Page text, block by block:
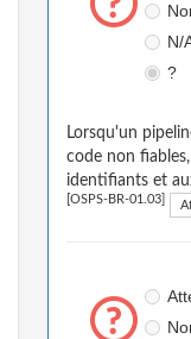
N/
?
Lorsqu'un
code non
identifiants et
[OSPS-BR-01.03]